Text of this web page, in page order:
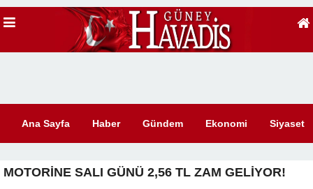
Ana Sayfa Haber Gündem Ekonomi Siyaset
MOTORİNE SALI GÜNÜ 2,56 TL ZAM GELİYOR!